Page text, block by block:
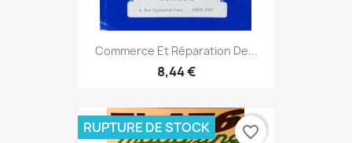
Commerce Et Réparation De...
8,44 €
RUPTURE DE STOCK favorite_border